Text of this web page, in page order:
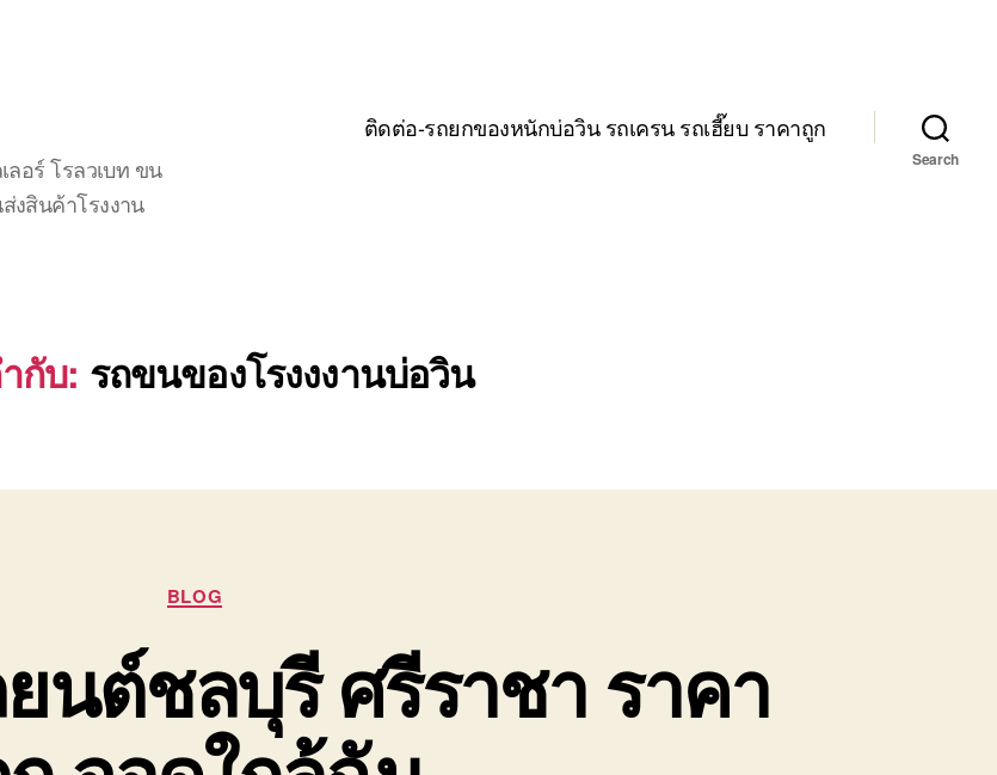
ลอร์ โรลวเบท ขน
งสินค้าโรงงาน
ติดต่อ-รถยกของหนักบ่อวิน รถเครน รถเฮี๊ยบ ราคาถูก
Search
กับ: รถขนของโรงงงานบ่อวิน
Categories
BLOG
นต์ชลบุรี ศรีราชา ราคา